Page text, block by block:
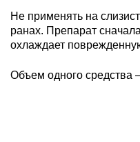
Не применять на
ранах. Препарат
охлаждает
Объем одного средства